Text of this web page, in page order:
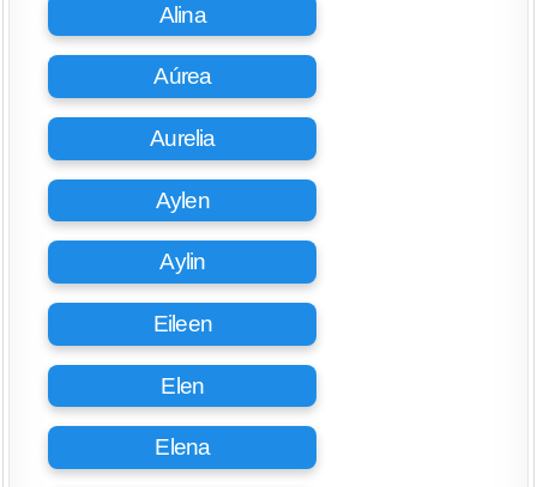
Alina
Aúrea
Aurelia
Aylen
Aylin
Eileen
Elen
Elena